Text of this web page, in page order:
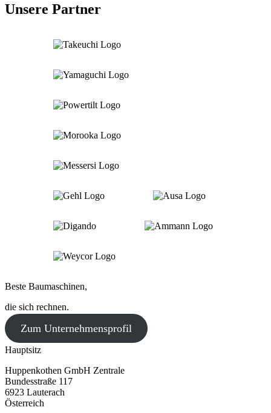
Unsere Partner
Beste Baumaschinen,
die sich rechnen.
Zum Unternehmensprofil
Hauptsitz
Huppenkothen GmbH Zentrale
Bundesstraße 117
6923 Lauterach
Österreich